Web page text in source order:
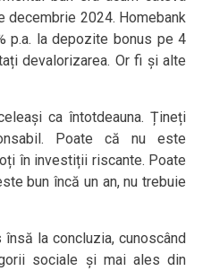
decembrie 2024. Homebank
p.a. la depozite bonus pe 4
devalorizarea. Or fi și alte
ca întotdeauna. Țineți
Poate că nu este
în investiții riscante. Poate
bun încă un an, nu trebuie
la concluzia, cunoscând
sociale și mai ales din